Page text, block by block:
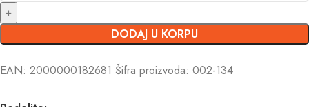
DODAJ U KORPU
EAN: 2000000182681 Šifra proizvoda: 002-134